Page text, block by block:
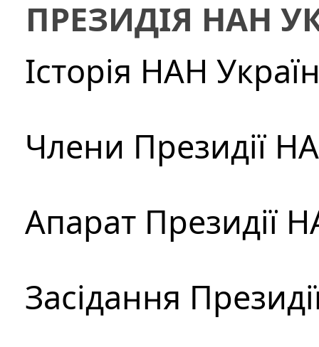
ПРЕЗИДІЯ НАН
Історія НАН
Члени Президії
Апарат Президії
Засідання